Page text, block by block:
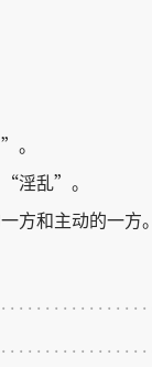
”。
“淫乱”。
一方和主动的一方。